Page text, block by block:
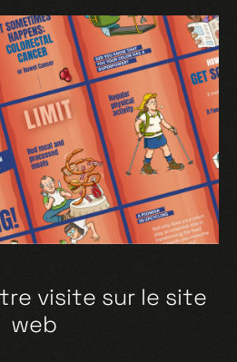
visite sur le site
web